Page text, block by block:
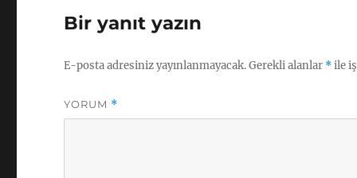
Bir yanıt yazın
E-posta adresiniz yayınlanmayacak.Gerekli alanlar *ile
YORUM *